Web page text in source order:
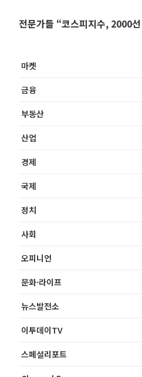
전문가들 “코스피지수, 2000
마켓
금융
부동산
산업
경제
국제
정치
사회
오피니언
문화·라이프
뉴스발전소
이투데이TV
스페셜리포트